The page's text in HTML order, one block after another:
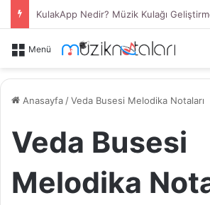
Menü
Anasayfa /Veda Busesi Melodika Notaları
Veda Busesi
Melodika